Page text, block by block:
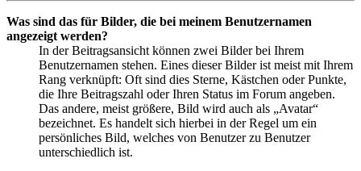
Was sind das für Bilder, die bei meinem Benutzernamen
angezeigt werden?
In der Beitragsansicht können zwei Bilder bei Ihrem
Benutzernamen stehen. Eines dieser Bilder ist meist mit Ihrem
Rang verknüpft: Oft sind dies Sterne, Kästchen oder Punkte,
die Ihre Beitragszahl oder Ihren Status im Forum angeben.
Das andere, meist größere, Bild wird auch als „Avatar“
bezeichnet. Es handelt sich hierbei in der Regel um ein
persönliches Bild, welches von Benutzer zu Benutzer
unterschiedlich ist.